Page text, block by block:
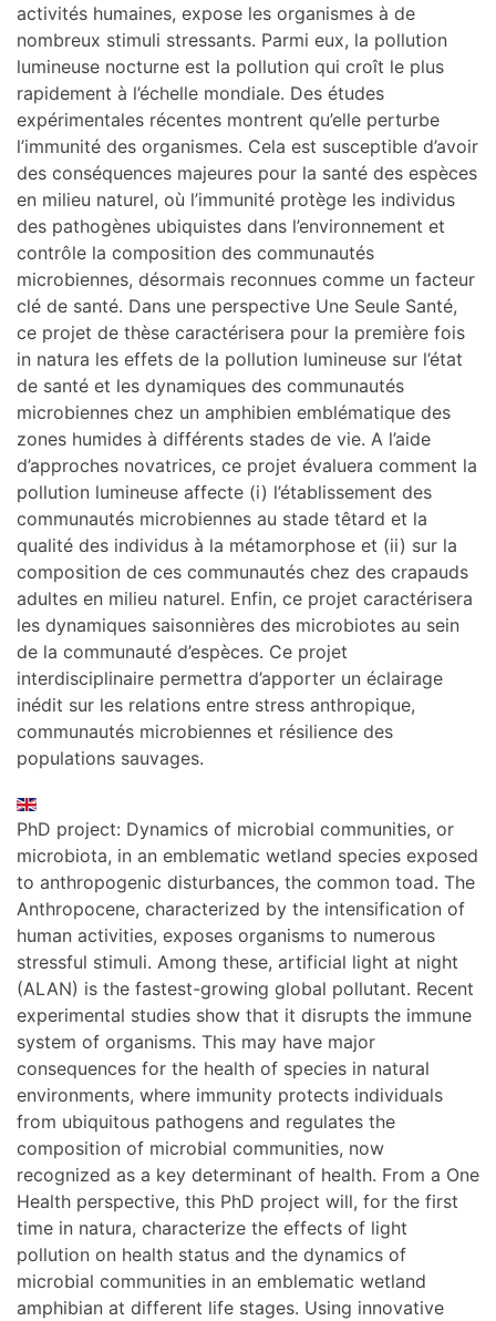
activités humaines, expose les organismes à de
nombreux stimuli stressants. Parmi eux, la pollution
lumineuse nocturne est la pollution qui croît le plus
rapidement à l’échelle mondiale. Des études
expérimentales récentes montrent qu’elle perturbe
l’immunité des organismes. Cela est susceptible d’avoir
des conséquences majeures pour la santé des espèces
en milieu naturel, où l’immunité protège les individus
des pathogènes ubiquistes dans l’environnement et
contrôle la composition des communautés
microbiennes, désormais reconnues comme un facteur
clé de santé. Dans une perspective Une Seule Santé,
ce projet de thèse caractérisera pour la première fois
in natura les effets de la pollution lumineuse sur l’état
de santé et les dynamiques des communautés
microbiennes chez un amphibien emblématique des
zones humides à différents stades de vie. A l’aide
d’approches novatrices, ce projet évaluera comment la
pollution lumineuse affecte (i) l’établissement des
communautés microbiennes au stade têtard et la
qualité des individus à la métamorphose et (ii) sur la
composition de ces communautés chez des crapauds
adultes en milieu naturel. Enfin, ce projet caractérisera
les dynamiques saisonnières des microbiotes au sein
de la communauté d’espèces. Ce projet
interdisciplinaire permettra d’apporter un éclairage
inédit sur les relations entre stress anthropique,
communautés microbiennes et résilience des
populations sauvages.
PhD project: Dynamics of microbial communities, or
microbiota, in an emblematic wetland species exposed
to anthropogenic disturbances, the common toad. The
Anthropocene, characterized by the intensification of
human activities, exposes organisms to numerous
stressful stimuli. Among these, artificial light at night
(ALAN) is the fastest-growing global pollutant. Recent
experimental studies show that it disrupts the immune
system of organisms. This may have major
consequences for the health of species in natural
environments, where immunity protects individuals
from ubiquitous pathogens and regulates the
composition of microbial communities, now
recognized as a key determinant of health. From a One
Health perspective, this PhD project will, for the first
time in natura, characterize the effects of light
pollution on health status and the dynamics of
microbial communities in an emblematic wetland
amphibian at different life stages. Using innovative